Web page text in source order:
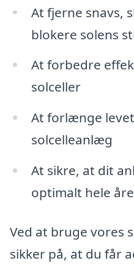
At fjerne snavs,
blokere solens
At forbedre
solceller
At forlænge
solcelleanlæg
At sikre, at dit
optimalt hele
Ved at bruge vores
sikker på, at du får